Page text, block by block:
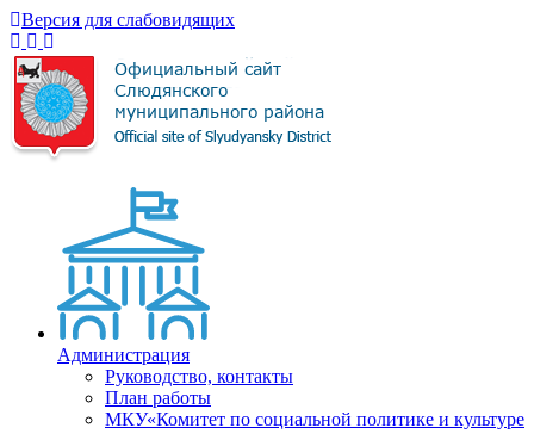
Версия для слабовидящих
Администрация
Руководство, контакты
План работы
МКУ«Комитет по социальной политике и культуре